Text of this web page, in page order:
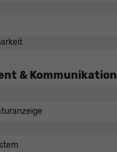
& Kommunikation